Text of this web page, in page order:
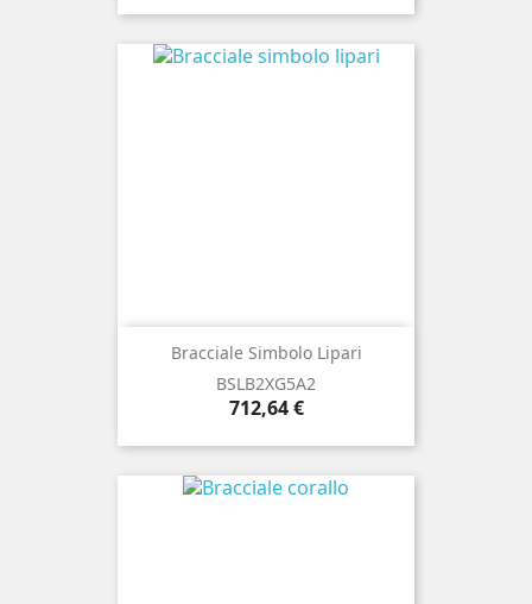
Bracciale Simbolo Lipari
BSLB2XG5A2
Prezzo
712,64 €